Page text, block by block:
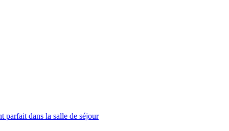
parfait dans la salle de séjour